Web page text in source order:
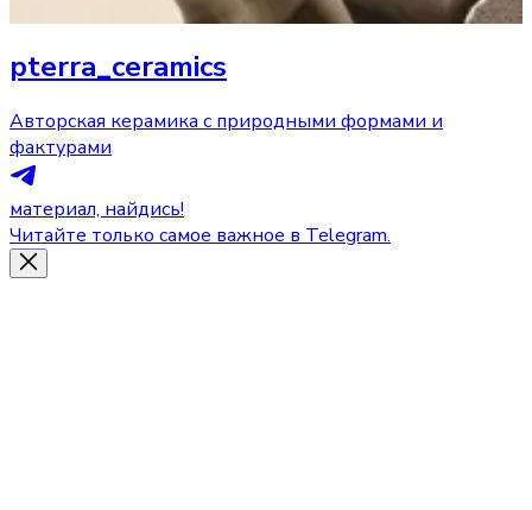
pterra_ceramics
Авторская керамика с природными формами и
фактурами
материал, найдись!
Читайте только самое важное в Telegram.